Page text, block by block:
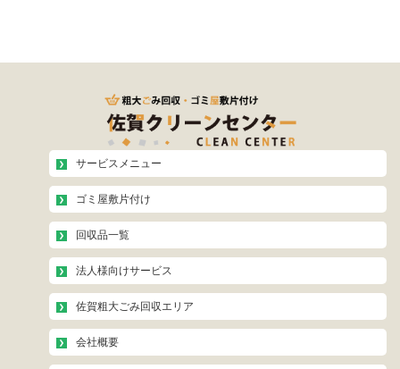
サービスメニュー
ゴミ屋敷片付け
回収品一覧
法人様向けサービス
佐賀粗大ごみ回収エリア
会社概要